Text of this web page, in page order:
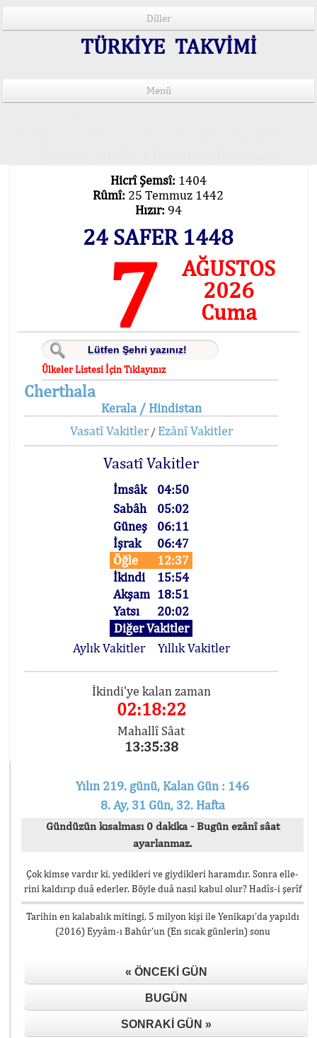
Diller
TÜRKİYE TAKVİMİ
Menü
Hicrî Şemsî: 1404
Rûmî: 25 Temmuz 1442
Hızır: 94
24 SAFER 1448
7
AĞUSTOS
2026
Cuma
Ülkeler Listesi İçin Tıklayınız
Cherthala
Kerala / Hindistan
Vasatî Vakitler/ Ezânî Vakitler
Vasatî Vakitler
İmsâk
04:50
Sabâh
05:02
Güneş
06:11
İşrak
06:47
Öğle
12:37
İkindi
15:54
Akşam 18:51
Yatsı
20:02
Diğer Vakitler
Aylık Vakitler
Yıllık Vakitler
İkindi'ye kalan zaman
02:18:22
Mahallî Sâat
13:35:38
Yılın 219. günü, Kalan Gün : 146
8. Ay, 31 Gün, 32. Hafta
Gündüzün kısalması 0 dakika - Bugün ezânî sâat
ayarlanmaz.
Çok kimse vardır ki, yedikleri ve giydikleri haramdır. Sonra elle-
rini kaldırıp duâ ederler. Böyle duâ nasıl kabul olur? Hadîs-i şerîf
Tarihin en kalabalık mitingi, 5 milyon kişi ile Yenikapı’da yapıldı
(2016) Eyyâm-ı Bahûr’un (En sıcak günlerin) sonu
« ÖNCEKI GÜN
BUGÜN
SONRAKI GÜN »